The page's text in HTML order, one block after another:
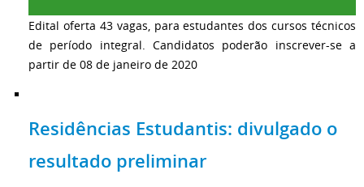
Edital oferta 43 vagas, para estudantes dos cursos técnicos
de período integral. Candidatos poderão inscrever-se a
partir de 08 de janeiro de 2020
Residências Estudantis: divulgado o
resultado preliminar